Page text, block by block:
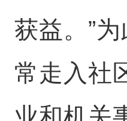
获益。”
常走入社